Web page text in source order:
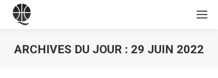
ARCHIVES DU JOUR : 29 JUIN 2022